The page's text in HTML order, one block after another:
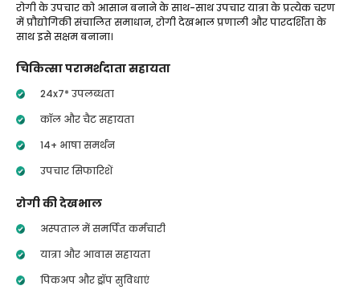
रोगी के उपचार को आसान बनाने के साथ-साथ उपचार यात्रा के प्रत्येक चरण
में प्रौद्योगिकी संचालित समाधान, रोगी देखभाल प्रणाली और पारदर्शिता के
साथ इसे सक्षम बनाना।
चिकित्सा परामर्शदाता सहायता
24x7* उपलब्धता
कॉल और चैट सहायता
14+ भाषा समर्थन
उपचार सिफारिशें
रोगी की देखभाल
अस्पताल में समर्पित कर्मचारी
यात्रा और आवास सहायता
पिकअप और ड्रॉप सुविधाएं